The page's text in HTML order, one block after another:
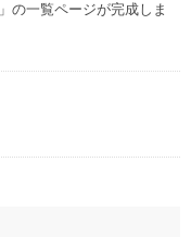
の一覧ページが完成しま